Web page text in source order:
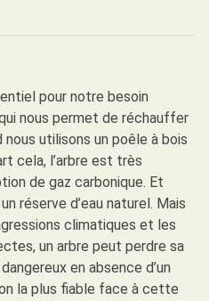
pour notre besoin
nous permet de réchauffer
nous utilisons un poêle à bois
cela, l’arbre est très
de gaz carbonique. Et
réserve d’eau naturel. Mais
climatiques et les
un arbre peut perdre sa
en absence d’un
la plus fiable face à cette